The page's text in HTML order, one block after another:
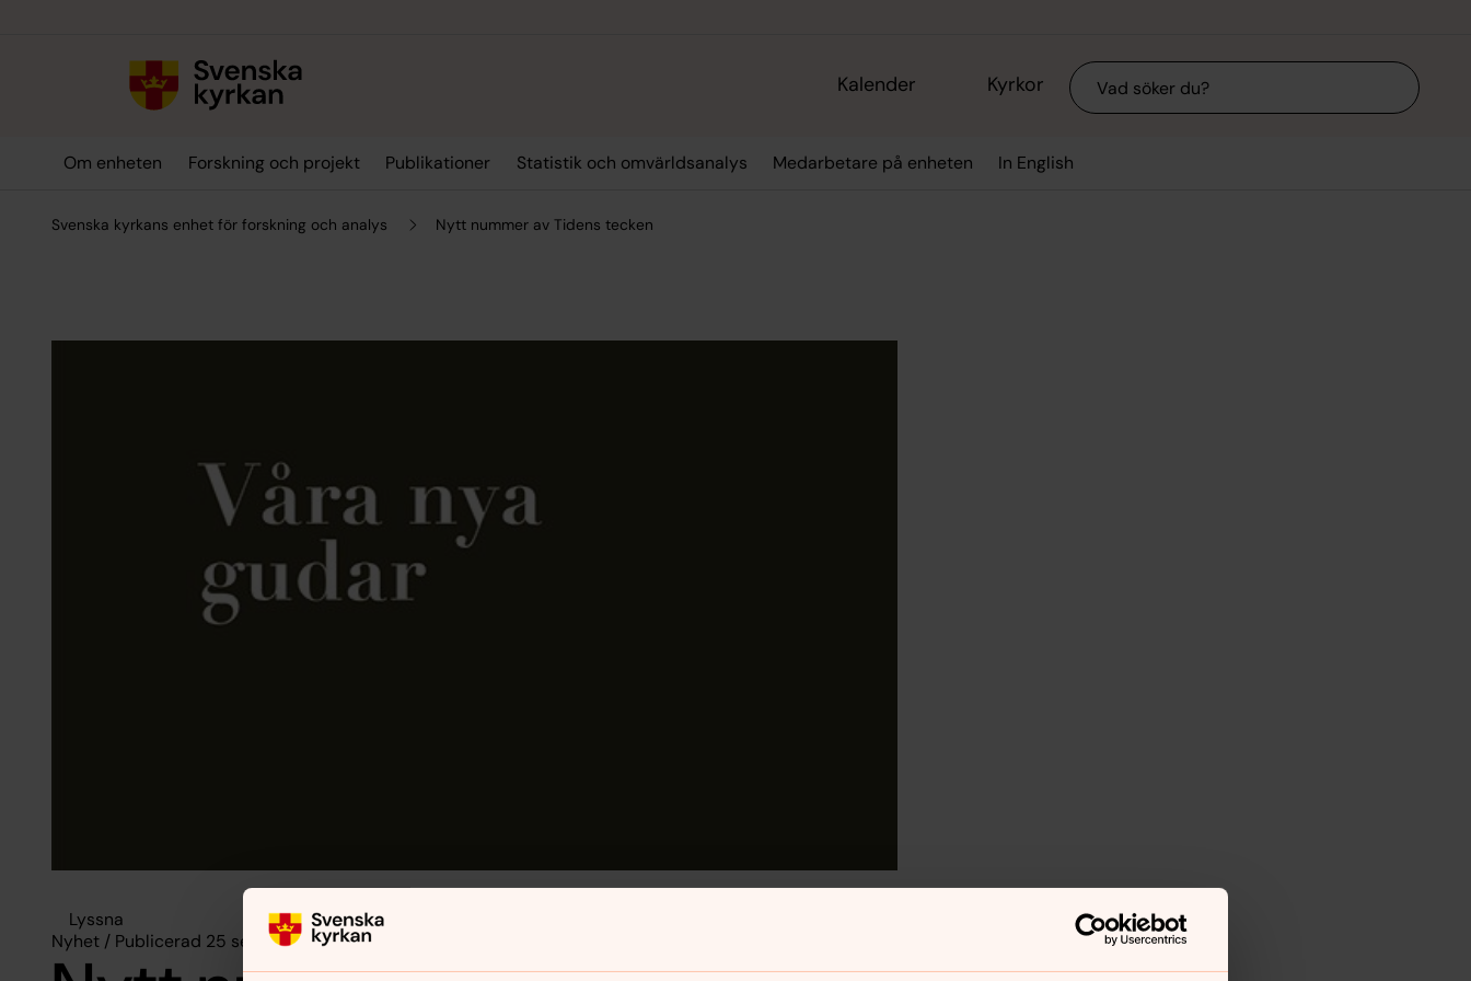
Kalender Kyrkor Sök
Om enheten Forskning och projekt Publikationer Statistik och omvärldsanalys Medarbetare på enheten In English
Svenska kyrkans enhet för forskning och analys Nytt nummer av Tidens tecken
Lyssna
Nyhet / Publicerad 25 september 2025 / Ändrad 10 oktober 2025